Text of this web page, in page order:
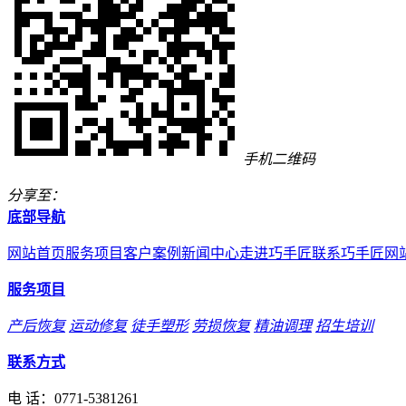
手机二维码
分享至：
底部导航
网站首页服务项目客户案例 新闻中心走进巧手匠联系巧手匠 网
服务项目
产后恢复 运动修复 徒手塑形 劳损恢复 精油调理 招生培训
联系方式
电 话： 0771-5381261